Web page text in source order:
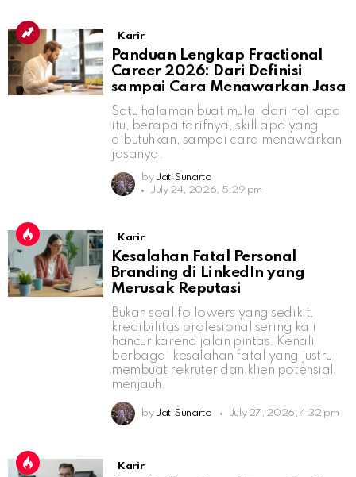
Karir
Panduan Lengkap Fractional
Career 2026: Dari Definisi
sampai Cara Menawarkan Jasa
Satu halaman buat mulai dari nol: apa
itu, berapa tarifnya, skill apa yang
dibutuhkan, sampai cara menawarkan
jasanya.
by Jati Sunarto
July 24, 2026, 5:29 pm
Karir
Kesalahan Fatal Personal
Branding di LinkedIn yang
Merusak Reputasi
Bukan soal followers yang sedikit,
kredibilitas profesional sering kali
hancur karena jalan pintas. Kenali
berbagai kesalahan fatal yang justru
membuat rekruter dan klien potensial
menjauh.
by Jati Sunarto July 27, 2026, 4:32 pm
Karir